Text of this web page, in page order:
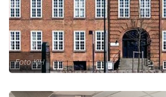
Foto KJH